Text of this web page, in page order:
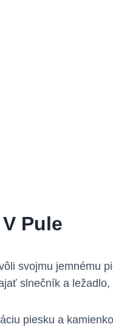
Pule
svojmu jemnému
slnečník a
piesku a